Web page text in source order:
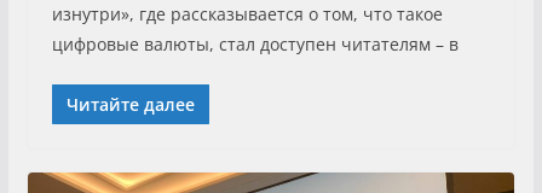
изнутри», где рассказывается о том, что такое
цифровые валюты, стал доступен читателям – в
Читайте далее